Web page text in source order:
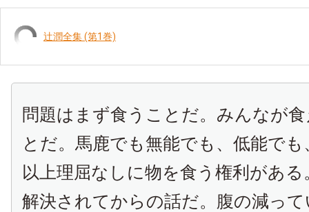
辻潤全集 (第1巻)
問題はまず食うことだ。みんなが
とだ。馬鹿でも無能でも、低能で
以上理屈なしに物を食う権利があ
解決されてからの話だ。腹の減っ